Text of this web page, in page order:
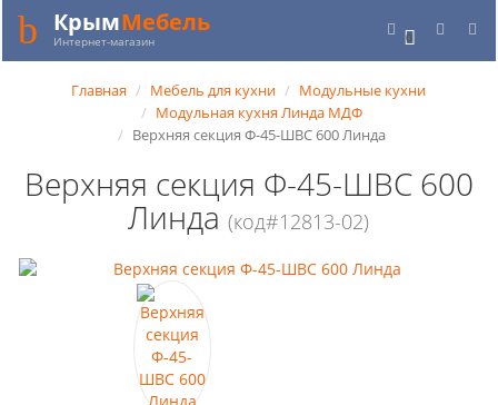
0
КрымМебель
Интернет-магазин
Главная Мебель для кухни
Модульные кухни
Модульная кухня Линда МДФ
Верхняя секция Ф-45-ШВС 600 Линда
Верхняя секция Ф-45-ШВС 600
Линда(код#12813-02)